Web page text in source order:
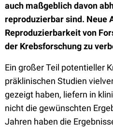
auch maßgeblich davon
reproduzierbar sind. Neue
Reproduzierbarkeit von
der Krebsforschung zu
Ein großer Teil potentieller
präklinischen Studien
gezeigt haben, liefern in
nicht die gewünschten
Jahren haben die